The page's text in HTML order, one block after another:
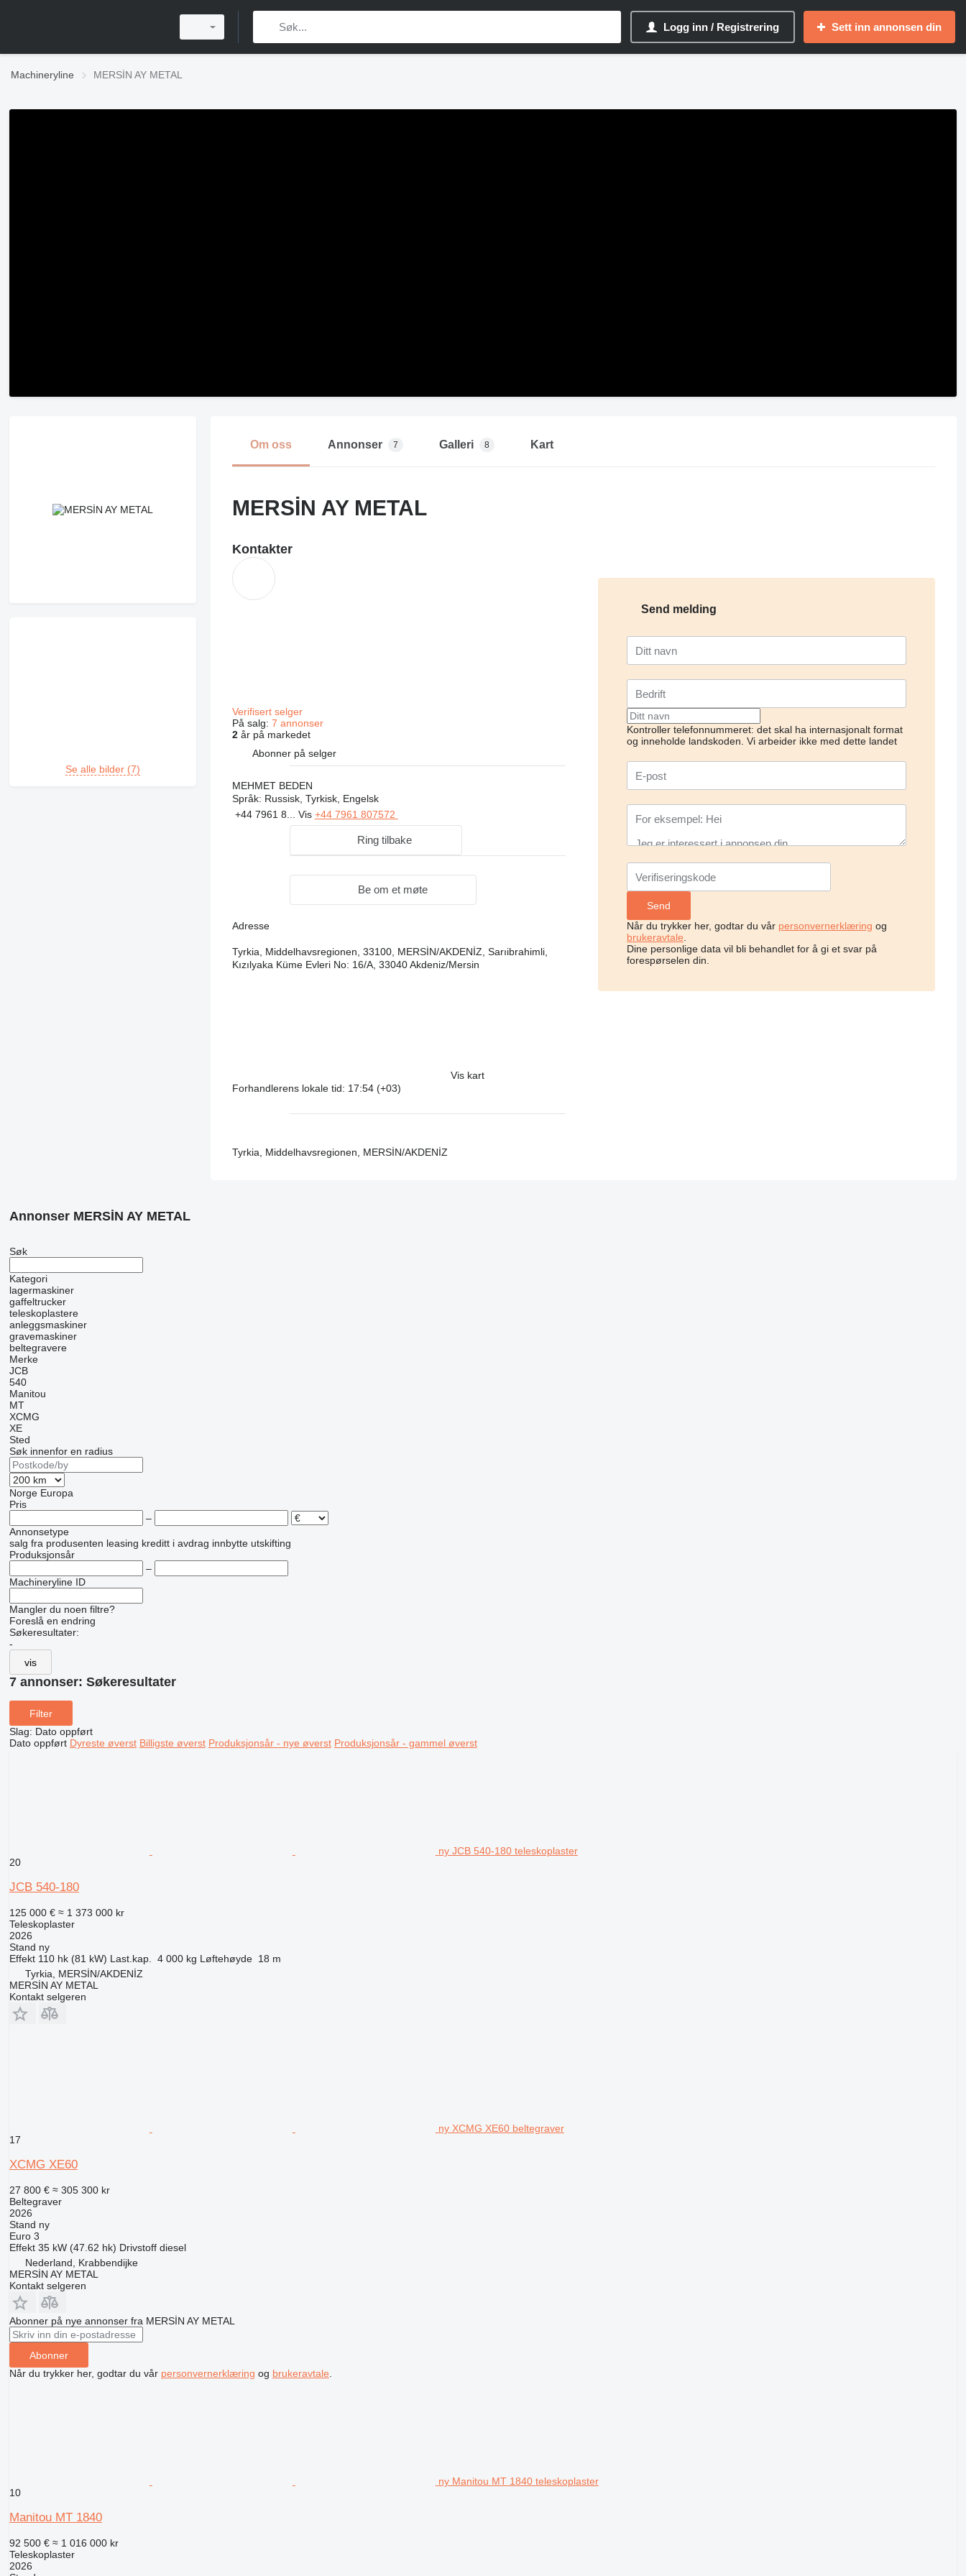
Logg inn / Registrering Sett inn annonsen din
Machineryline MERSİN AY METAL
Se alle bilder (7)
Om oss Annonser 7 Galleri 8 Kart
MERSİN AY METAL
Kontakter
Verifisert selger
På salg: 7 annonser
2år på markedet
Abonner på selger
MEHMET BEDEN
Språk: Russisk, Tyrkisk, Engelsk
+44 7961 8... Vis +44 7961 807572
Ring tilbake
Be om et møte
Adresse
Tyrkia, Middelhavsregionen, 33100, MERSİN/AKDENİZ, Sarıibrahimli,
Kızılyaka Küme Evleri No: 16/A, 33040 Akdeniz/Mersin
Vis kart
Forhandlerens lokale tid: 17:54 (+03)
Tyrkia, Middelhavsregionen, MERSİN/AKDENİZ
Send melding
Kontroller telefonnummeret: det skal ha internasjonalt format
og inneholde landskoden. Vi arbeider ikke med dette landet
Når du trykker her, godtar du vår personvernerklæring og
brukeravtale
Dine personlige data vil bli behandlet for å gi et svar på
forespørselen din.
Annonser MERSİN AY METAL
Søk
Kategori
lagermaskiner
gaffeltrucker
teleskoplastere
anleggsmaskiner
gravemaskiner
beltegravere
Merke
JCB
540
Manitou
MT
XCMG
XE
Sted
Søk innenfor en radius
Norge Europa
Pris
–
Annonsetype
salg fra produsenten leasing kreditt i avdrag innbytte utskifting
Produksjonsår
–
Machineryline ID
Mangler du noen filtre?
Foreslå en endring
Søkeresultater:
-
vis
7 annonser: Søkeresultater
Filter
Slag: Dato oppført
Dato oppført Dyreste øverst Billigste øverst Produksjonsår - nye øverst Produksjonsår - gammel øverst
ny JCB 540-180 teleskoplaster
20
JCB 540-180
125 000 € ≈ 1 373 000 kr
Teleskoplaster
2026
Stand ny
Effekt 110 hk (81 kW) Last.kap. 4 000 kg Løftehøyde 18 m
Tyrkia, MERSİN/AKDENİZ
MERSİN AY METAL
Kontakt selgeren
ny XCMG XE60 beltegraver
17
XCMG XE60
27 800 € ≈ 305 300 kr
Beltegraver
2026
Stand ny
Euro 3
Effekt 35 kW (47.62 hk) Drivstoff diesel
Nederland, Krabbendijke
MERSİN AY METAL
Kontakt selgeren
Abonner på nye annonser fra MERSİN AY METAL
Abonner
Når du trykker her, godtar du vår personvernerklæring og brukeravtale
ny Manitou MT 1840 teleskoplaster
10
Manitou MT 1840
92 500 € ≈ 1 016 000 kr
Teleskoplaster
2026